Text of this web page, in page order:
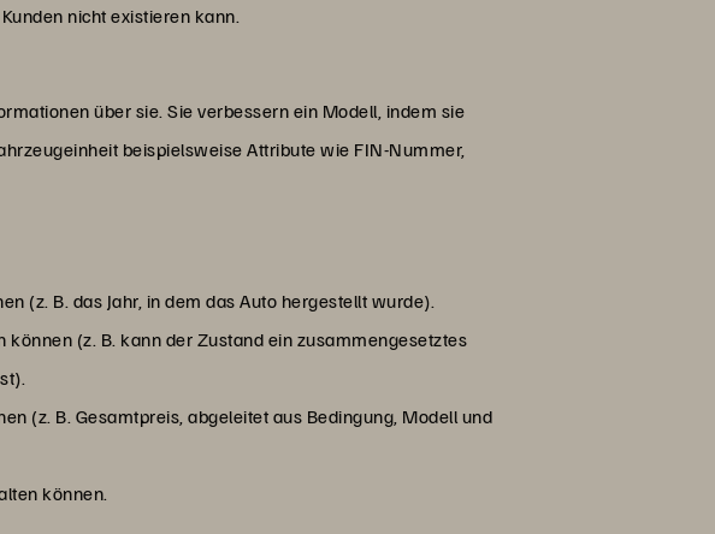
nicht existieren kann.
über sie. Sie verbessern ein Modell, indem sie
beispielsweise Attribute wie FIN-Nummer,
(z. B. das Jahr, in dem das Auto hergestellt wurde).
(z. B. kann der Zustand ein zusammengesetztes
(z. B. Gesamtpreis, abgeleitet aus Bedingung, Modell und
können.